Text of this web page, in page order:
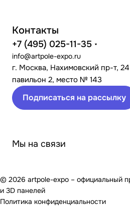
Контакты
+7 (495) 025-11-35
info@artpole-expo.ru
г. Москва, Нахимовский пр-т,
павильон 2, место № 143
Подписаться на рассылку
Мы на связи
© 2026 artpole-expo – официальный
и 3D панелей
Политика конфиденциальности